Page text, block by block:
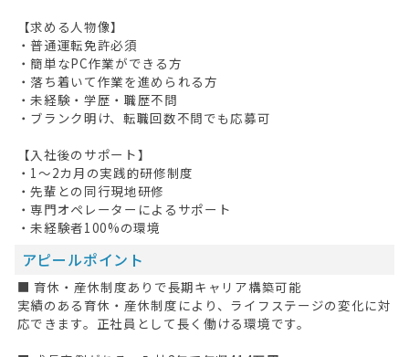
【求める人物像】
・普通運転免許必須
・簡単なPC作業ができる方
・落ち着いて作業を進められる方
・未経験・学歴・職歴不問
・ブランク明け、転職回数不問でも応募可
【入社後のサポート】
・1～2カ月の実践的研修制度
・先輩との同行現地研修
・専門オペレーターによるサポート
・未経験者100%の環境
アピールポイント
■ 育休・産休制度ありで長期キャリア構築可能
実績のある育休・産休制度により、ライフステージの変化に対
応できます。正社員として長く働ける環境です。